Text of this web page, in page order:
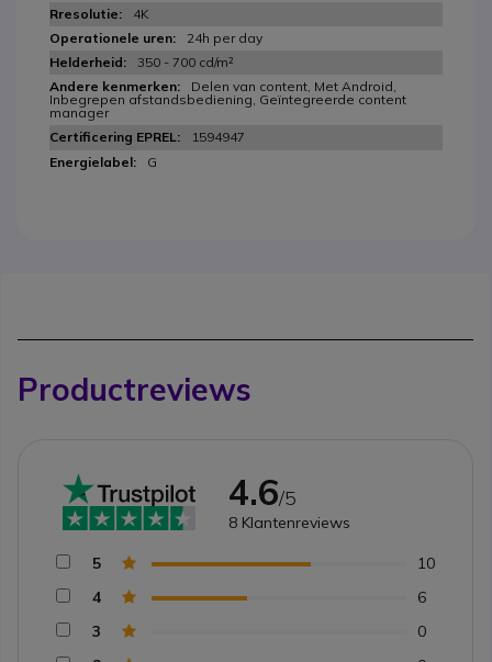
4K
24h per day
350 - 700 cd/m²
Delen van content, Met Android,
Inbegrepen afstandsbediening, Geïntegreerde content
manager
1594947
G
Productreviews
4.6/5
8 Klantenreviews
5
10
4
6
3
0